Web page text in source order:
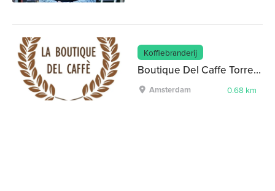
Koffiebranderij
Boutique Del Caffe Torrefazione.
Amsterdam 0.68 km